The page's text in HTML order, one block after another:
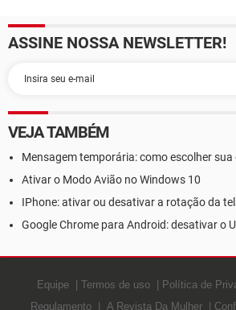
ASSINE NOSSA NEWSLETTER!
VEJA TAMBÉM
Mensagem temporária: como escolher
Ativar o Modo Avião no Windows 10
IPhone: ativar ou desativar a rotação da
Google Chrome para Android: desativar o
Equipe Termos de uso Política de
Regulamento
A Revista Da Mulher